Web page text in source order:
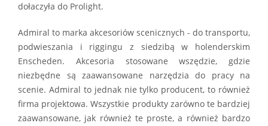
dołaczyła do Prolight.
Admiral to marka akcesoriów scenicznych - do transportu,
podwieszania i riggingu z siedzibą w holenderskim
Enscheden. Akcesoria stosowane wszędzie, gdzie
niezbędne są zaawansowane narzędzia do pracy na
scenie. Admiral to jednak nie tylko producent, to również
firma projektowa. Wszystkie produkty zarówno te bardziej
zaawansowane, jak również te proste, a również bardzo